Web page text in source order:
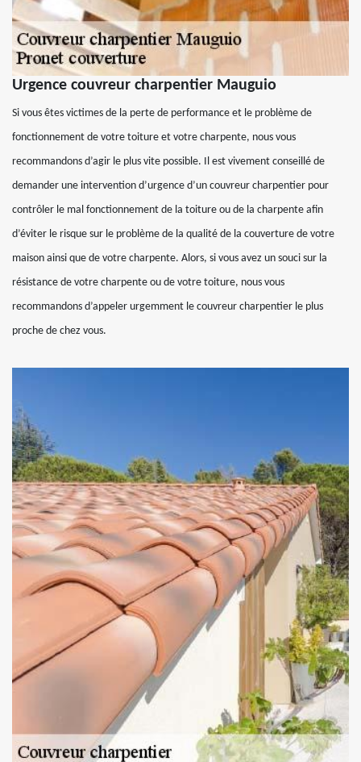
Urgence couvreur charpentier Mauguio
Si vous êtes victimes de la perte de performance et le problème de
fonctionnement de votre toiture et votre charpente, nous vous
recommandons d’agir le plus vite possible. Il est vivement conseillé de
demander une intervention d’urgence d’un couvreur charpentier pour
contrôler le mal fonctionnement de la toiture ou de la charpente afin
d’éviter le risque sur le problème de la qualité de la couverture de votre
maison ainsi que de votre charpente. Alors, si vous avez un souci sur la
résistance de votre charpente ou de votre toiture, nous vous
recommandons d’appeler urgemment le couvreur charpentier le plus
proche de chez vous.